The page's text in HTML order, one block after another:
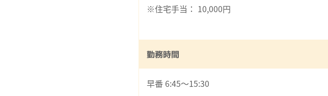
※住宅手当： 10,000円
勤務時間
早番 6:45～15:30